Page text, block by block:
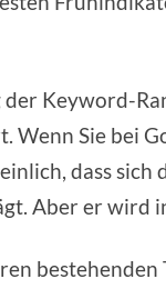
der Keyword-
Wenn Sie bei
dass
Aber er wird
bestehenden